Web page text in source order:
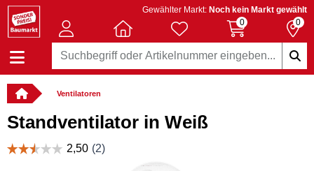
Gewählter Markt: Noch kein Markt gewählt
0
0
Ventilatoren
Standventilator in Weiß